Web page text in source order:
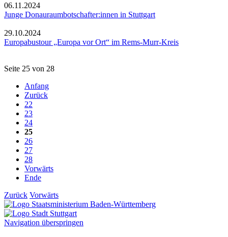
06.11.2024
Junge Donauraumbotschafter:innen in Stuttgart
29.10.2024
Europabustour „Europa vor Ort“ im Rems-Murr-Kreis
Seite 25 von 28
Anfang
Zurück
22
23
24
25
26
27
28
Vorwärts
Ende
Zurück Vorwärts
Navigation überspringen